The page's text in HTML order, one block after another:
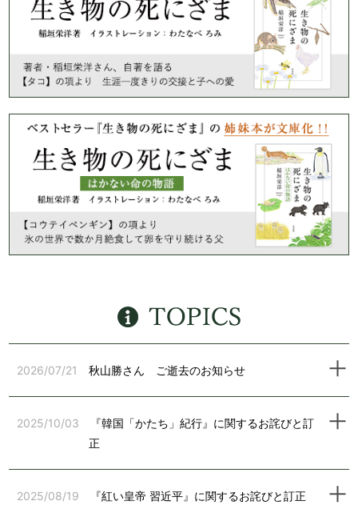
2026/07/21 秋山勝さん ご逝去のお知らせ
2025/10/03
『韓国「かたち」紀行』に関するお詫びと訂
正
2025/08/19 『紅い皇帝 習近平』に関するお詫びと訂正